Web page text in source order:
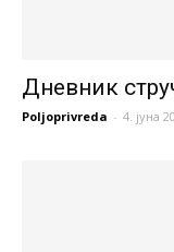
Дневник
Poljoprivreda - 4. јуна